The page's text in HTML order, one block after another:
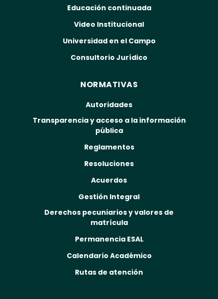
Educación continuada
Video Institucional
Universidad en el Campo
Consultorio Jurídico
NORMATIVAS
Autoridades
Transparencia y acceso a la información
pública
Reglamentos
Resoluciones
Acuerdos
Gestión Integral
Derechos pecuniarios y valores de
matrícula
Permanencia ESAL
Calendario Académico
Rutas de atención